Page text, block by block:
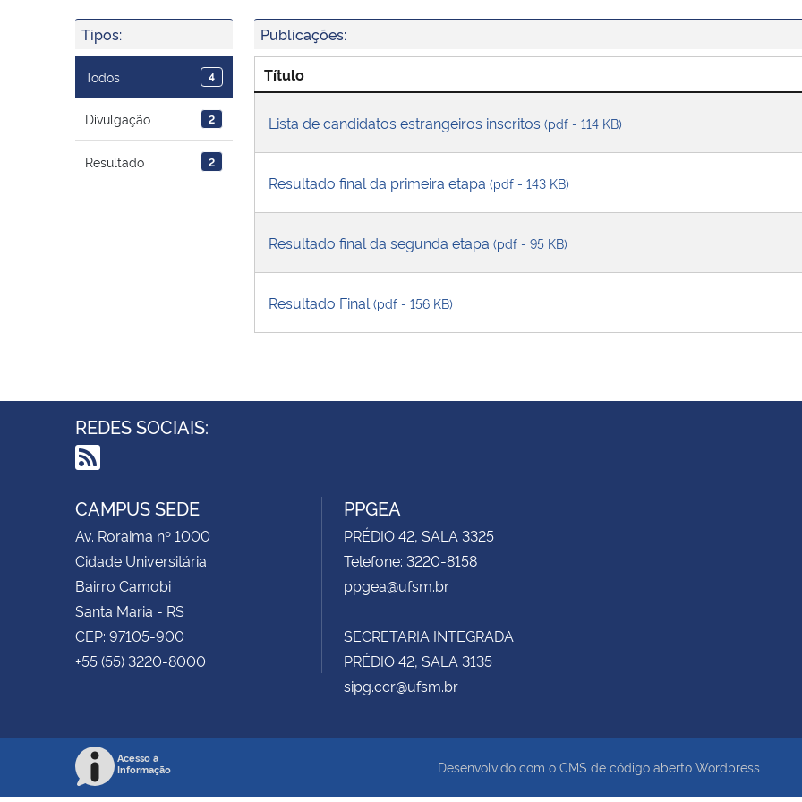
Tipos:
Todos 4
Divulgação 2
Resultado 2
Publicações:
Título
Lista de candidatos estrangeiros inscritos (pdf - 114 KB)
Resultado final da primeira etapa (pdf - 143 KB)
Resultado final da segunda etapa (pdf - 95 KB)
Resultado Final (pdf - 156 KB)
REDES SOCIAIS:
RSS
CAMPUS SEDE
Av. Roraima nº 1000
Cidade Universitária
Bairro Camobi
Santa Maria - RS
CEP: 97105-900
+55 (55) 3220-8000
PPGEA
PRÉDIO 42, SALA 3325
Telefone: 3220-8158
ppgea@ufsm.br
SECRETARIA INTEGRADA
PRÉDIO 42, SALA 3135
sipg.ccr@ufsm.br
Acesso à
Informação
Desenvolvido com o CMS de código aberto Wordpress